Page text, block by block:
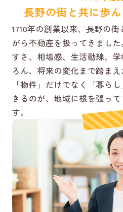
長野の街と共に歩
1710年の創業以来、長野の
がら不動産を扱ってきまし
すさ、相場感、生活動線、
ろん、将来の変化まで踏まえ
「物件」だけでなく「暮ら
きるのが、地域に根を張っ
す。